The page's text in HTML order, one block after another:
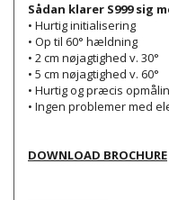
Sådan klarer S999 sig
• Hurtig initialisering
• Op til 60° hældning
• 2 cm nøjagtighed v. 30°
• 5 cm nøjagtighed v. 60°
• Hurtig og præcis
• Ingen problemer med
DOWNLOAD BROCHURE